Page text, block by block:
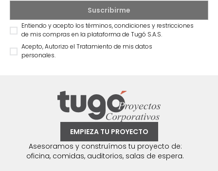
Entiendo y acepto los términos, condiciones y restricciones
de mis compras en la plataforma de Tugó S.A.S.
Acepto, Autorizo el Tratamiento de mis datos
personales.
EMPIEZA TU PROYECTO
Asesoramos y construímos tu proyecto de:
oficina, comidas, auditorios, salas de espera.